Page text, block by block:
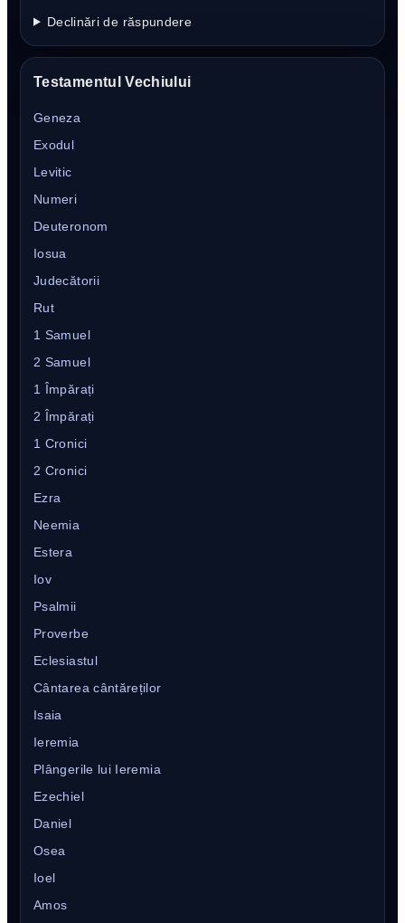
Declinări de răspundere
Testamentul Vechiului
Geneza
Exodul
Levitic
Numeri
Deuteronom
Iosua
Judecătorii
Rut
1 Samuel
2 Samuel
1 Împărați
2 Împărați
1 Cronici
2 Cronici
Ezra
Neemia
Estera
Iov
Psalmii
Proverbe
Eclesiastul
Cântarea cântăreților
Isaia
Ieremia
Plângerile lui Ieremia
Ezechiel
Daniel
Osea
Ioel
Amos